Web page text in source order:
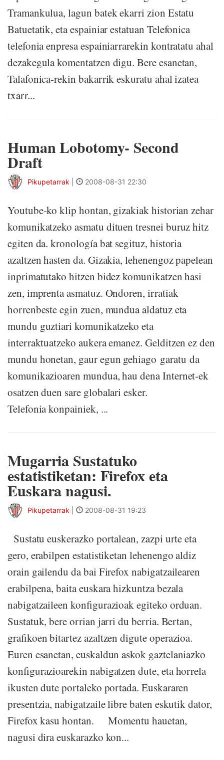
Tramankulua, lagun batek ekarri zion Estatu
Batuetatik, eta espainiar estatuan Telefonica
telefonia enpresa espainiarrarekin kontratatu ahal
dezakegula komentatzen digu. Bere esanetan,
Talafonica-rekin bakarrik eskuratu ahal izatea
txarr...
Human Lobotomy- Second
Draft
Pikupetarrak 2008-08-31 22:30
Youtube-ko klip hontan, gizakiak historian zehar
komunikatzeko asmatu dituen tresnei buruz hitz
egiten da. kronología bat segituz, historia
azaltzen hasten da. Gizakia, lehenengoz papelean
inprimatutako hitzen bidez komunikatzen hasi
zen, imprenta asmatuz. Ondoren, irratiak
horrenbeste egin zuen, mundua aldatuz eta
mundu guztiari komunikatzeko eta
interraktuatzeko aukera emanez. Gelditzen ez den
mundu honetan, gaur egun gehiago garatu da
komunikazioaren mundua, hau dena Internet-ek
osatzen duen sare globalari esker.
Telefonia konpainiek, ...
Mugarria Sustatuko
estatistiketan: Firefox eta
Euskara nagusi.
Pikupetarrak 2008-08-31 19:23
Sustatu euskerazko portalean, zazpi urte eta
gero, erabilpen estatistiketan lehenengo aldiz
orain gailendu da bai Firefox nabigatzailearen
erabilpena, baita euskara hizkuntza bezala
nabigatzaileen konfigurazioak egiteko orduan.
Sustatuk, bere orrian jarri du berria. Bertan,
grafikoen bitartez azaltzen digute operazioa.
Euren esanetan, euskaldun askok gaztelaniazko
konfigurazioarekin nabigatzen dute, eta horrela
ikusten dute portaleko portada. Euskararen
presentzia, nabigatzaile libre baten eskutik dator,
Firefox kasu hontan. Momentu hauetan,
nagusi dira euskarazko kon...